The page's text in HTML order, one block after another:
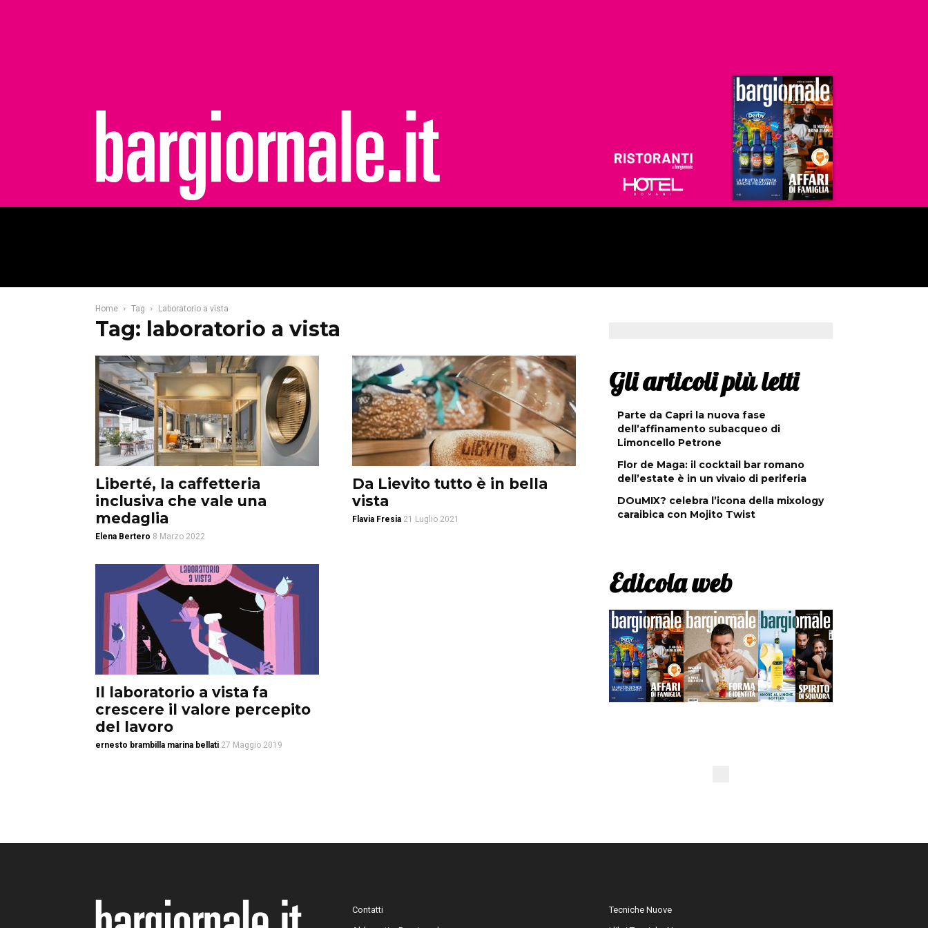
Ristoranti
Hoteldomani
Home Tag Laboratorio a vista
Tag: laboratorio a vista
Liberté, la caffetteria
inclusiva che vale una
medaglia
Elena Bertero 8 Marzo 2022
Da Lievito tutto è in bella
vista
Flavia Fresia 21 Luglio 2021
Il laboratorio a vista fa
crescere il valore percepito
del lavoro
ernesto brambilla marina bellati 27 Maggio 2019
Gli articoli più letti
Parte da Capri la nuova fase
dell’affinamento subacqueo di
Limoncello Petrone
Flor de Maga: il cocktail bar romano
dell’estate è in un vivaio di periferia
DOuMIX? celebra l’icona della mixology
caraibica con Mojito Twist
Edicola web
Contatti
Tecniche Nuove